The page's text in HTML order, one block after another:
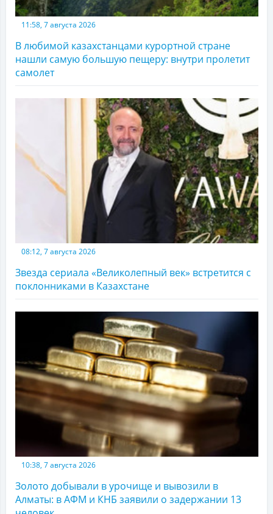
11:58, 7 августа 2026
В любимой казахстанцами курортной стране
нашли самую большую пещеру: внутри пролетит
самолет
08:12, 7 августа 2026
Звезда сериала «Великолепный век» встретится с
поклонниками в Казахстане
10:38, 7 августа 2026
Золото добывали в урочище и вывозили в
Алматы: в АФМ и КНБ заявили о задержании 13